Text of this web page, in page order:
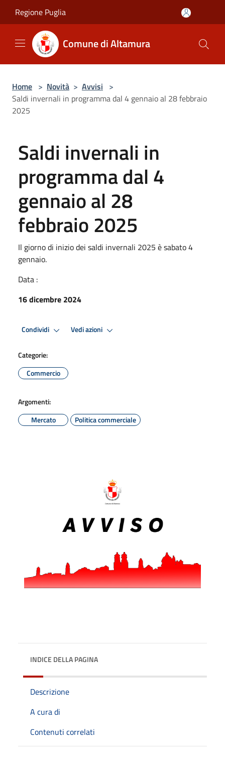
Regione Puglia
Comune di Altamura
Home > Novità > Avvisi >
Saldi invernali in programma dal 4 gennaio al 28 febbraio
2025
Saldi invernali in
programma dal 4
gennaio al 28
febbraio 2025
Il giorno di inizio dei saldi invernali 2025 è sabato 4
gennaio.
Data :
16 dicembre 2024
Condividi Vedi azioni
Categorie:
Commercio
Argomenti:
Mercato
Politica commerciale
INDICE DELLA PAGINA
Descrizione
A cura di
Contenuti correlati